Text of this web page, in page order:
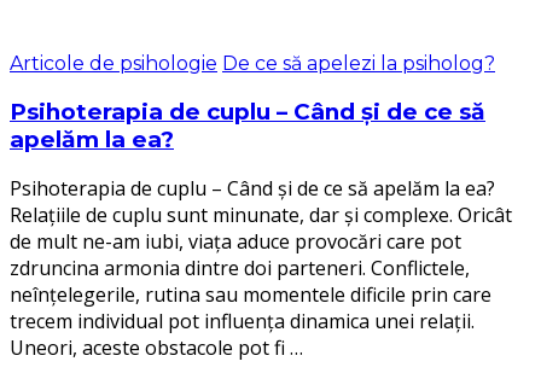
Articole de psihologie De ce să apelezi la psiholog?
Psihoterapia de cuplu – Când și de ce să
apelăm la ea?
Psihoterapia de cuplu – Când și de ce să apelăm la ea?
Relațiile de cuplu sunt minunate, dar și complexe. Oricât
de mult ne-am iubi, viața aduce provocări care pot
zdruncina armonia dintre doi parteneri. Conflictele,
neînțelegerile, rutina sau momentele dificile prin care
trecem individual pot influența dinamica unei relații.
Uneori, aceste obstacole pot fi …